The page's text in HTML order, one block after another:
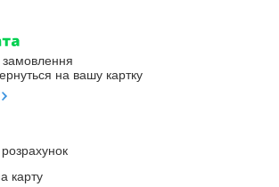
на вашу картку
розрахунок
карту